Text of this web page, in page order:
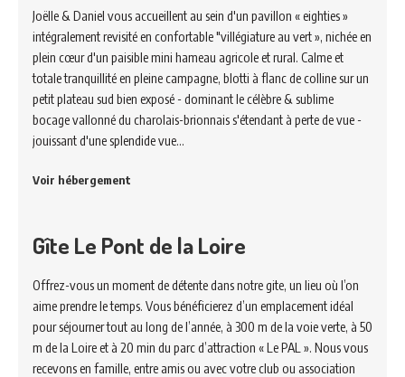
Joëlle & Daniel vous accueillent au sein d'un pavillon « eighties »
intégralement revisité en confortable "villégiature au vert », nichée en
plein cœur d'un paisible mini hameau agricole et rural. Calme et
totale tranquillité en pleine campagne, blotti à flanc de colline sur un
petit plateau sud bien exposé - dominant le célèbre & sublime
bocage vallonné du charolais-brionnais s'étendant à perte de vue -
jouissant d'une splendide vue…
Voir hébergement
Gîte Le Pont de la Loire
Offrez-vous un moment de détente dans notre gite, un lieu où l’on
aime prendre le temps. Vous bénéficierez d’un emplacement idéal
pour séjourner tout au long de l’année, à 300 m de la voie verte, à 50
m de la Loire et à 20 min du parc d’attraction « Le PAL ». Nous vous
recevons en famille, entre amis ou avec votre club ou association